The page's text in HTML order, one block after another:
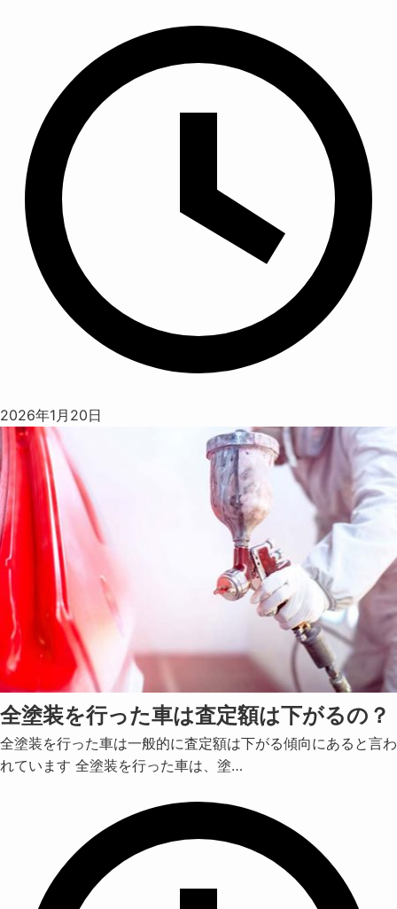
2026年1月20日
全塗装を行った車は査定額は下がるの？
全塗装を行った車は一般的に査定額は下がる傾向にあると言わ
れています 全塗装を行った車は、塗…